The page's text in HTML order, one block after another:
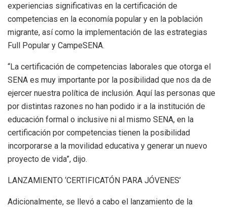
experiencias significativas en la certificación de
competencias en la economía popular y en la población
migrante, así como la implementación de las estrategias
Full Popular y CampeSENA.
“La certificación de competencias laborales que otorga el
SENA es muy importante por la posibilidad que nos da de
ejercer nuestra política de inclusión. Aquí las personas que
por distintas razones no han podido ir a la institución de
educación formal o inclusive ni al mismo SENA, en la
certificación por competencias tienen la posibilidad
incorporarse a la movilidad educativa y generar un nuevo
proyecto de vida”, dijo.
LANZAMIENTO ‘CERTIFICATÓN PARA JÓVENES’
Adicionalmente, se llevó a cabo el lanzamiento de la